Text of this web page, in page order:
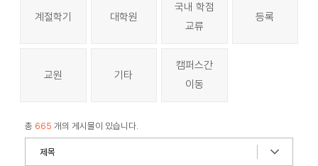
계절학기 대학원
국내 학점
교류
등록
교원 기타
캠퍼스간
이동
총 665 개의 게시물이 있습니다.